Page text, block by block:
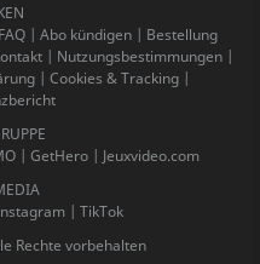
| Abo kündigen| Bestellung
| Nutzungsbestimmungen |
| Cookies & Tracking|
| GetHero | Jeuxvideo.com
| TikTok
Rechte vorbehalten